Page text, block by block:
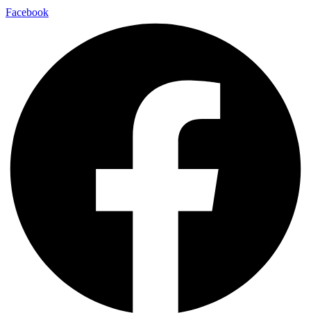
Facebook